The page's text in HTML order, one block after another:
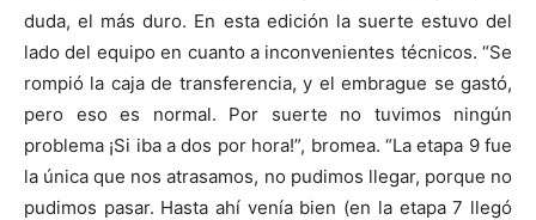
duda, el más duro. En esta edición la suerte estuvo del
lado del equipo en cuanto a inconvenientes técnicos. “Se
rompió la caja de transferencia, y el embrague se gastó,
pero eso es normal. Por suerte no tuvimos ningún
problema ¡Si iba a dos por hora!”, bromea. “La etapa 9 fue
la única que nos atrasamos, no pudimos llegar, porque no
pudimos pasar. Hasta ahí venía bien (en la etapa 7 llegó